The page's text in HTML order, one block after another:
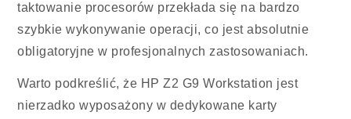
taktowanie procesorów przekłada się na bardzo
szybkie wykonywanie operacji, co jest absolutnie
obligatoryjne w profesjonalnych zastosowaniach.
Warto podkreślić, że HP Z2 G9 Workstation jest
nierzadko wyposażony w dedykowane karty